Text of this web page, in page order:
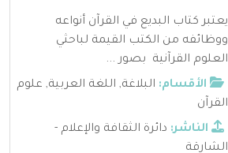
يعتبر كتاب البديع في القرآن أنواعه
ووظائفه من الكتب القيمة لباحثي
العلوم القرآنية بصور ...
الأقسام: البلاغة, اللغة العربية, علوم
القرآن
الناشر: دائرة الثقافة والإعلام -
الشارقة